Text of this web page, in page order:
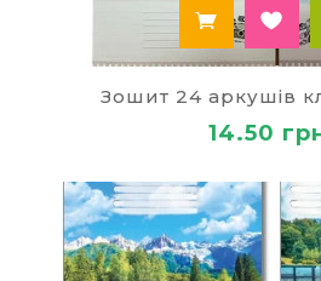
Зошит 24 аркушів
14.50